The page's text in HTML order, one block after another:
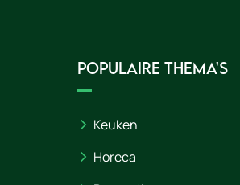
Populaire thema's
Keuken
Horeca